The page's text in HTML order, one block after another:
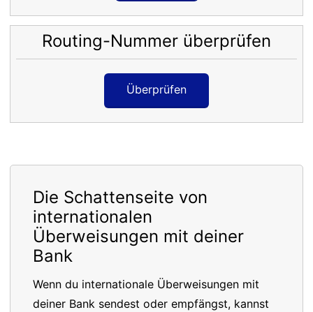
Routing-Nummer überprüfen
Überprüfen
Die Schattenseite von
internationalen
Überweisungen mit deiner
Bank
Wenn du internationale Überweisungen mit
deiner Bank sendest oder empfängst, kannst